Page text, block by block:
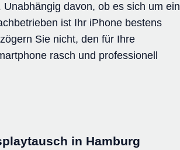
davon, ob es sich um ein
ist Ihr iPhone bestens
Sie nicht, den für Ihre
rasch und professionell
in Hamburg